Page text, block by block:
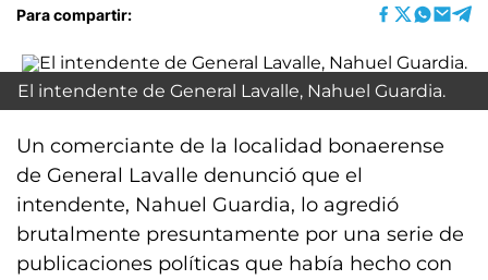
Para compartir:
El intendente de General Lavalle, Nahuel Guardia.
Un comerciante de la localidad bonaerense
de General Lavalle denunció que el
intendente, Nahuel Guardia, lo agredió
brutalmente presuntamente por una serie de
publicaciones políticas que había hecho con